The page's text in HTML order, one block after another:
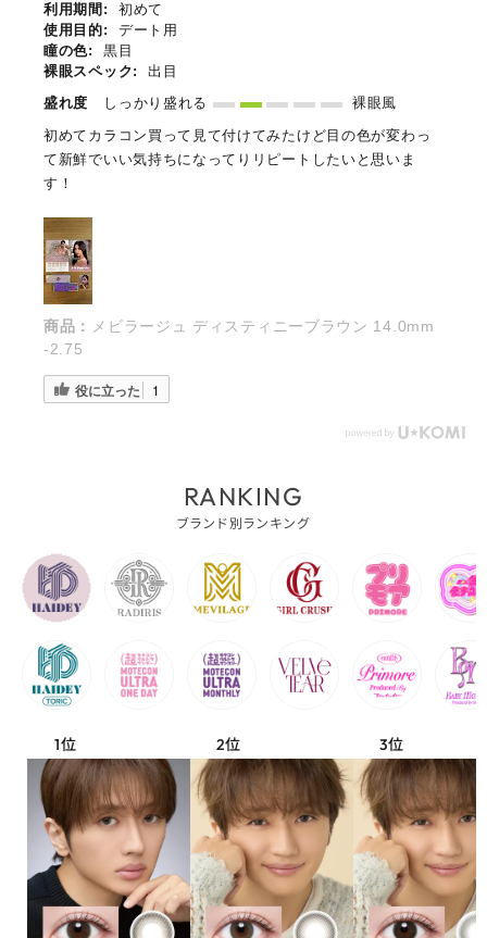
利用期間:
初めて
使用目的:
デート用
瞳の色:
黒目
裸眼スペック:
出目
盛れ度
しっかり盛れる
裸眼風
初めてカラコン買って見て付けてみたけど目の色が変わっ
て新鮮でいい気持ちになってりリピートしたいと思いま
す！
商品： メビラージュ ディスティニーブラウン 14.0mm
-2.75
役に立った 1
RANKING
ブランド別ランキング